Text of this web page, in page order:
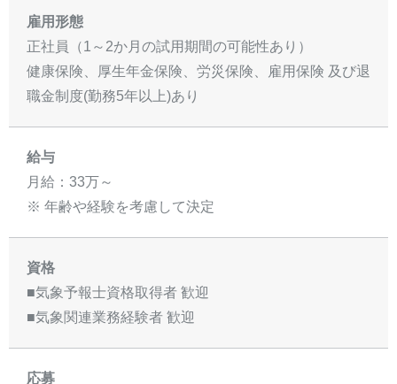
雇用形態
正社員（1～2か月の試用期間の可能性あり）
健康保険、厚生年金保険、労災保険、雇用保険 及び退
職金制度(勤務5年以上)あり
給与
月給：33万～
※ 年齢や経験を考慮して決定
資格
■気象予報士資格取得者 歓迎
■気象関連業務経験者 歓迎
応募